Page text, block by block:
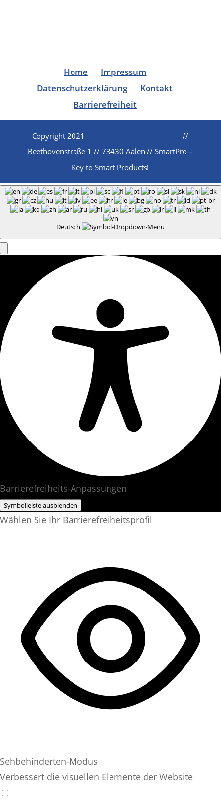
Home
Impressum
Datenschutzerklärung
Kontakt
Barrierefreiheit
Copyright 2021
//
Beethovenstraße 1 // 73430 Aalen // SmartPro –
Key to Smart Products!
Deutsch
Barrierefreiheits-Anpassungen
Symbolleiste ausblenden
Wählen Sie Ihr Barrierefreiheitsprofil
Sehbehinderten-Modus
Verbessert die visuellen Elemente der Website